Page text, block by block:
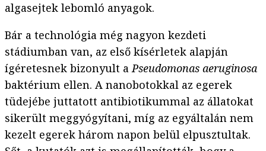
algasejtek lebomló anyagok.
Bár a technológia még nagyon kezdeti
stádiumban van, az első kísérletek alapján
ígéretesnek bizonyult aPseudomonas aeruginosa
baktérium ellen. A nanobotokkal az egerek
tüdejébe juttatott antibiotikummal az állatokat
sikerült meggyógyítani, míg az egyáltalán nem
kezelt egerek három napon belül elpusztultak.